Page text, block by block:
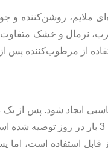
ملایم، روشن‌کننده
نرمال و خشک متفاوت
از مرطوب‌کننده
ایجاد شود. پس از یک
خشک و بدون آب نیز 1 تا 2 بار در روز